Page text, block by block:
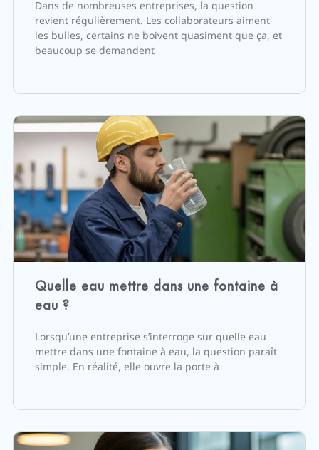
Dans de nombreuses entreprises, la question
revient régulièrement. Les collaborateurs aiment
les bulles, certains ne boivent quasiment que ça, et
beaucoup se demandent
Quelle eau mettre dans une fontaine à
eau ?
Lorsqu’une entreprise s’interroge sur quelle eau
mettre dans une fontaine à eau, la question paraît
simple. En réalité, elle ouvre la porte à